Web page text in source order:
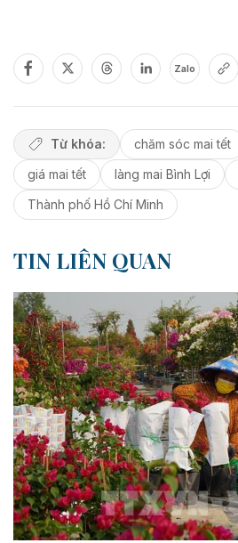
Zalo
Từ khóa: chăm sóc mai tết
giá mai tết
làng mai Bình Lợi
Thành phố Hồ Chí Minh
TIN LIÊN QUAN